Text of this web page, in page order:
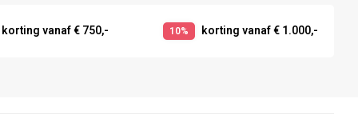
korting vanaf € 750,- 10% korting vanaf € 1.000,-